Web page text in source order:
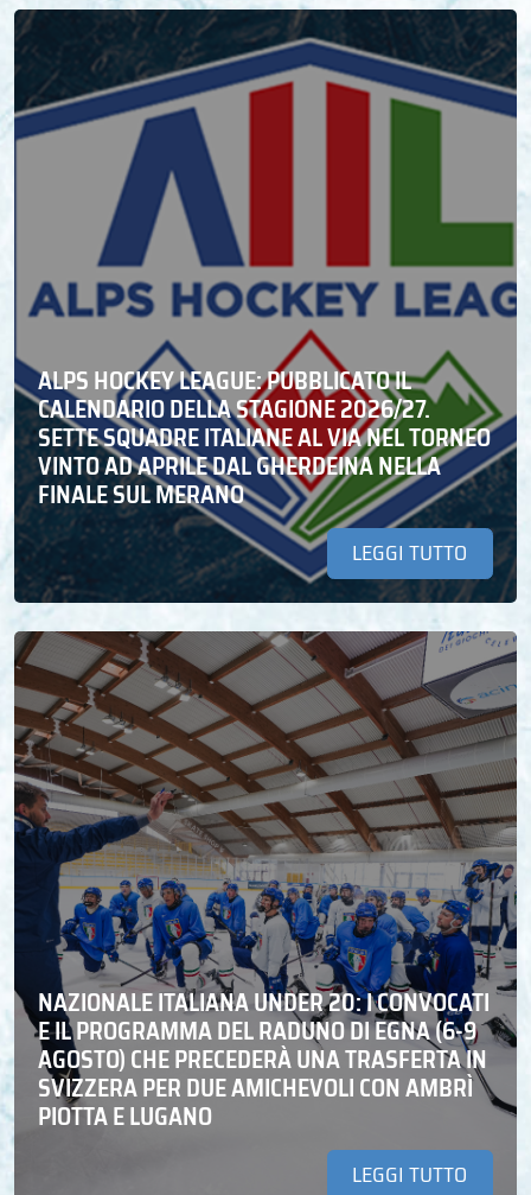
ALPS HOCKEY LEAGUE: PUBBLICATO IL
CALENDARIO DELLA STAGIONE 2026/27.
SETTE SQUADRE ITALIANE AL VIA NEL TORNEO
VINTO AD APRILE DAL GHERDEINA NELLA
FINALE SUL MERANO
LEGGI TUTTO
NAZIONALE ITALIANA UNDER 20: I CONVOCATI
E IL PROGRAMMA DEL RADUNO DI EGNA (6-9
AGOSTO) CHE PRECEDERÀ UNA TRASFERTA IN
SVIZZERA PER DUE AMICHEVOLI CON AMBRÌ
PIOTTA E LUGANO
LEGGI TUTTO